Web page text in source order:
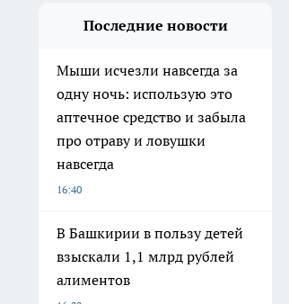
Последние новости
Мыши исчезли навсегда за
одну ночь: использую это
аптечное средство и забыла
про отраву и ловушки
навсегда
16:40
В Башкирии в пользу детей
взыскали 1,1 млрд рублей
алиментов